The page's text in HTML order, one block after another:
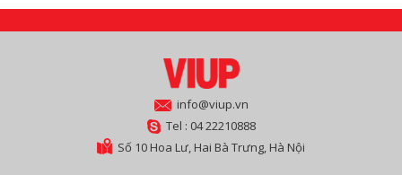
info@viup.vn
Tel : 04 22210888
Số 10 Hoa Lư, Hai Bà Trưng, Hà Nội